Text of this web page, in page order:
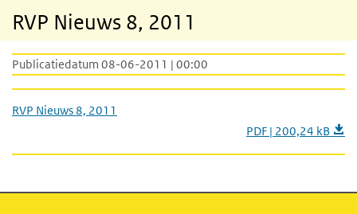
RVP Nieuws 8, 2011
Publicatiedatum 08-06-2011 | 00:00
RVP Nieuws 8, 2011
PDF | 200,24 kB